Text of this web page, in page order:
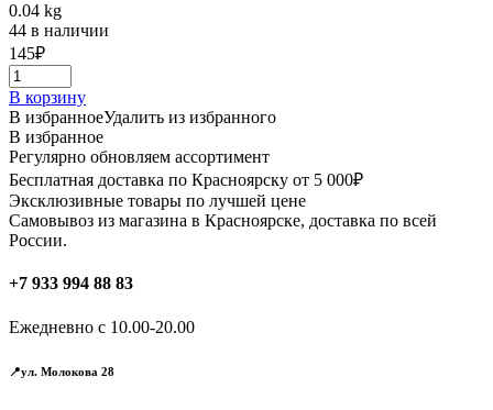
0.04 kg
44 в наличии
145₽
В корзину
В избранноеУдалить из избранного
В избранное
Регулярно обновляем ассортимент
Бесплатная доставка по Красноярску от 5 000₽
Эксклюзивные товары по лучшей цене
Самовывоз из магазина в Красноярске, доставка по всей
России.
+7 933 994 88 83
Ежедневно с 10.00-20.00
📍ул. Молокова 28